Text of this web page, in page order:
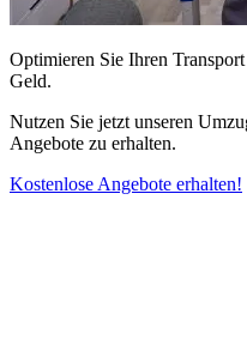
Optimieren Sie Ihren
Geld.
Nutzen Sie jetzt unseren
Angebote zu erhalten.
Kostenlose Angebote erhalten!